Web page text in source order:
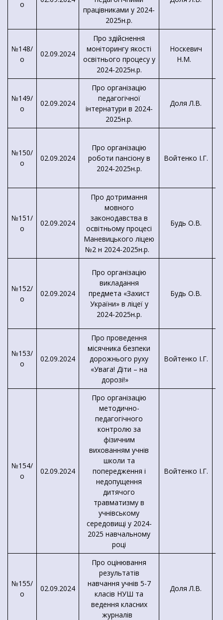
о
працівниками у 2024-
2025н.р.
№148/
о
02.09.2024
Про здійснення
моніторингу якості
освітнього процесу у
2024-2025н.р.
Носкевич
Н.М.
№149/
о
02.09.2024
Про організацію
педагогічної
інтернатури в 2024-
2025н.р.
Доля Л.В.
№150/
о
02.09.2024
Про організацію
роботи пансіону в
2024-2025н.р.
Войтенко І.Г.
№151/
о
02.09.2024
Про дотримання
мовного
законодавства в
освітньому процесі
Маневицького ліцею
№2 н 2024-2025н.р.
Будь О.В.
№152/
о
02.09.2024
Про організацію
викладання
предмета «Захист
України» в ліцеї у
2024-2025н.р.
Будь О.В.
№153/
о
02.09.2024
Про проведення
місячника безпеки
дорожнього руху
«Увага! Діти – на
дорозі!»
Войтенко І.Г.
№154/
о
02.09.2024
Про організацію
методично-
педагогічного
контролю за
фізичним
вихованням учнів
школи та
попередження і
недопущення
дитячого
травматизму в
учнівському
середовищі у 2024-
2025 навчальному
році
Войтенко І.Г.
№155/
о
02.09.2024
Про оцінювання
результатів
навчання учнів 5-7
класів НУШ та
ведення класних
журналів
Доля Л.В.